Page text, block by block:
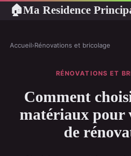
🏠Ma Residence
Accueil›Rénovations et bricolage
RÉNOVATIONS ET
Comment
matériaux pour
de